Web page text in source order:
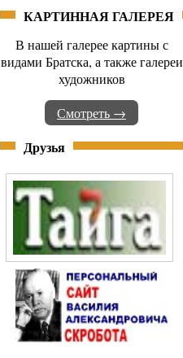
КАРТИННАЯ ГАЛЕРЕЯ
В нашей галерее картины с
видами Братска, а также галереи
художников
Смотреть →
Друзья